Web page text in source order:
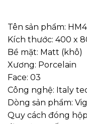
Tên sản phẩm:
Kích thước: 400 x
Bề mặt: Matt (khô)
Xương: Porcelain
Face: 03
Công nghệ: Italy
Dòng sản phẩm:
Quy cách đóng